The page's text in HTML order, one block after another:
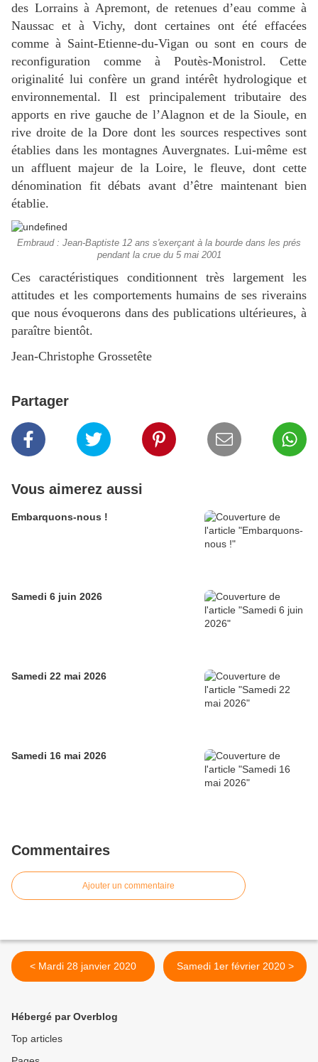
des Lorrains à Apremont, de retenues d’eau comme à
Naussac et à Vichy, dont certaines ont été effacées
comme à Saint-Etienne-du-Vigan ou sont en cours de
reconfiguration comme à Poutès-Monistrol. Cette
originalité lui confère un grand intérêt hydrologique et
environnemental. Il est principalement tributaire des
apports en rive gauche de l’Alagnon et de la Sioule, en
rive droite de la Dore dont les sources respectives sont
établies dans les montagnes Auvergnates. Lui-même est
un affluent majeur de la Loire, le fleuve, dont cette
dénomination fit débats avant d’être maintenant bien
établie.
Embraud : Jean-Baptiste 12 ans s'exerçant à la bourde dans les prés
pendant la crue du 5 mai 2001
Ces caractéristiques conditionnent très largement les
attitudes et les comportements humains de ses riverains
que nous évoquerons dans des publications ultérieures, à
paraître bientôt.
Jean-Christophe Grossetête
Partager
Vous aimerez aussi
Embarquons-nous !
Samedi 6 juin 2026
Samedi 22 mai 2026
Samedi 16 mai 2026
Commentaires
Ajouter un commentaire
< Mardi 28 janvier 2020 Samedi 1er février 2020 >
Hébergé par Overblog
Top articles